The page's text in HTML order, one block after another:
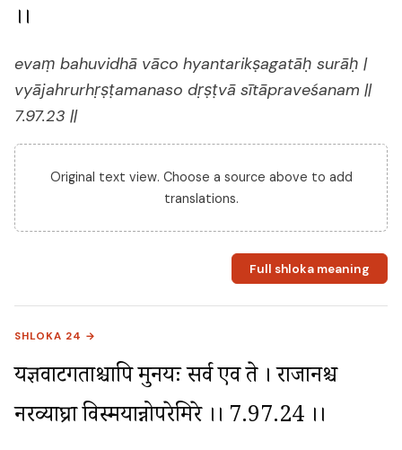
।।
evaṃ bahuvidhā vāco hyantarikṣagatāḥ surāḥ |
vyājahrurhṛṣṭamanaso dṛṣṭvā sītāpraveśanam ||
7.97.23 ||
Original text view. Choose a source above to add
translations.
Full shloka meaning
SHLOKA 24 →
यज्ञवाटगताश्चापि मुनयः सर्व एव ते । राजानश्च
नरव्याघ्रा विस्मयान्नोपरेमिरे ।। 7.97.24 ।।